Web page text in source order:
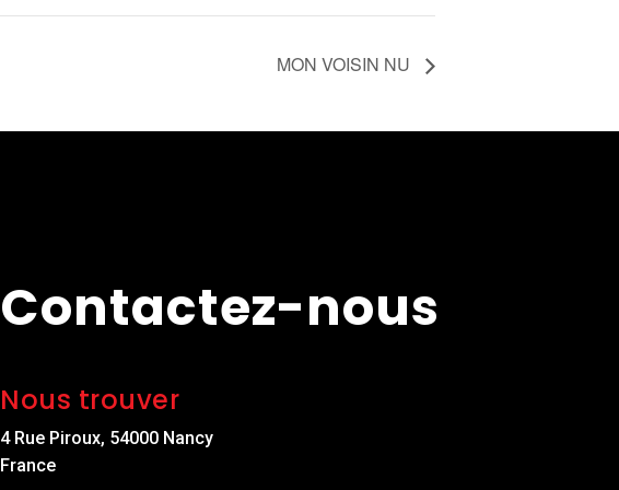
MON VOISIN NU
Contactez-nous
Nous trouver
4 Rue Piroux, 54000 Nancy
France